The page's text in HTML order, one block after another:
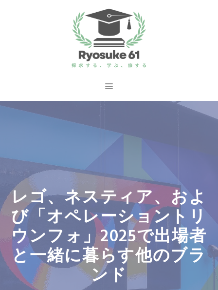
ス
メ
ー
レゴ、ネスティア、およ
び「オペレーショントリ
ウンフォ」2025で出場者
と一緒に暮らす他のブラ
ンド